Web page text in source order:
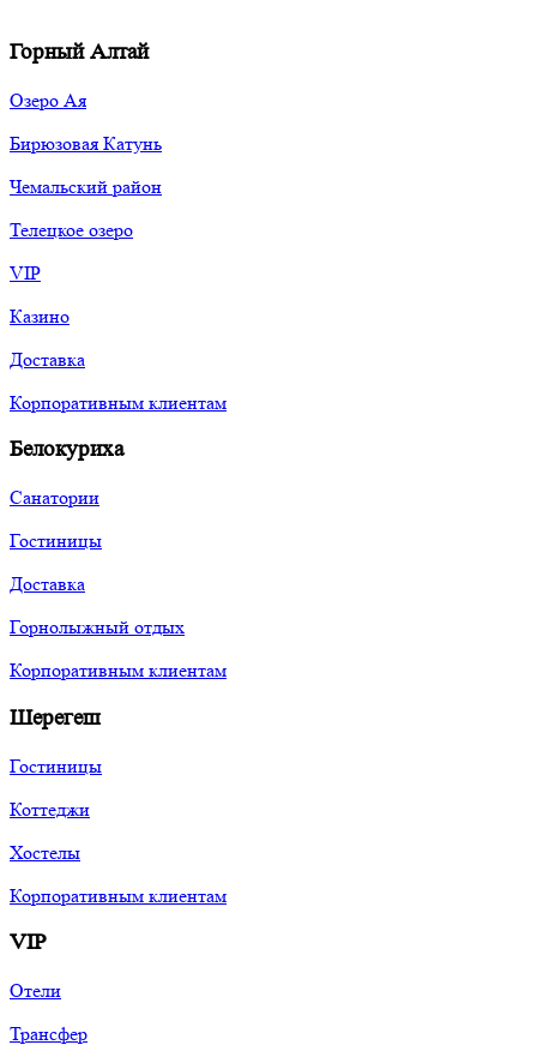
Горный Алтай
Озеро Ая
Бирюзовая Катунь
Чемальский район
Телецкое озеро
VIP
Казино
Доставка
Корпоративным клиентам
Белокуриха
Санатории
Гостиницы
Доставка
Горнолыжный отдых
Корпоративным клиентам
Шерегеш
Гостиницы
Коттеджи
Хостелы
Корпоративным клиентам
VIP
Отели
Трансфер